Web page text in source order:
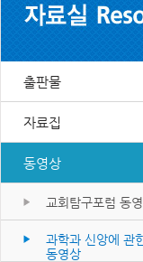
출판물
자료집
동영상
교회탐구포럼 동
과학과 신앙에 관
동영상